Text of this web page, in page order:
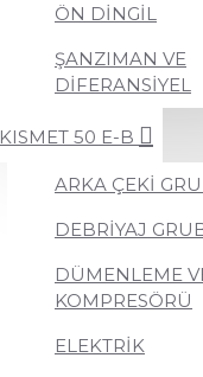
ÖN DİNGİL
ŞANZIMAN VE
DİFERANSİYEL
KISMET 50 E-B
ARKA ÇEKİ
DEBRİYAJ
DÜMENLEME
KOMPRESÖRÜ
ELEKTRİK